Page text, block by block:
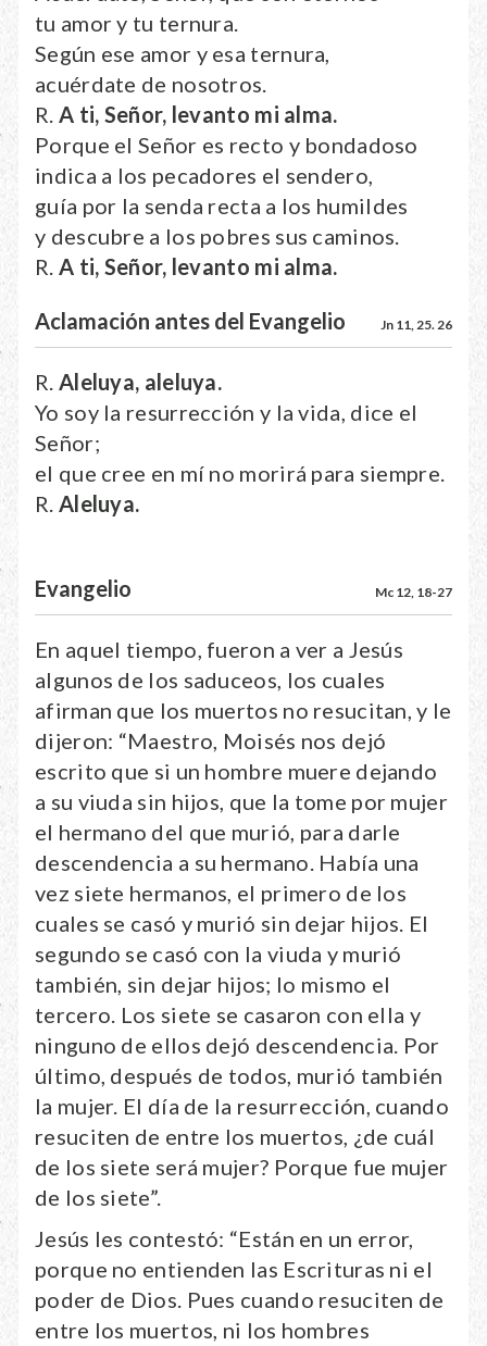
tu amor y tu ternura.
Según ese amor y esa ternura,
acuérdate de nosotros.
R. A ti, Señor, levanto mi alma.
Porque el Señor es recto y bondadoso
indica a los pecadores el sendero,
guía por la senda recta a los humildes
y descubre a los pobres sus caminos.
R. A ti, Señor, levanto mi alma.
Aclamación antes del Evangelio Jn 11, 25. 26
R. Aleluya, aleluya.
Yo soy la resurrección y la vida, dice el
Señor;
el que cree en mí no morirá para siempre.
R. Aleluya.
Evangelio Mc 12, 18-27
En aquel tiempo, fueron a ver a Jesús
algunos de los saduceos, los cuales
afirman que los muertos no resucitan, y le
dijeron: “Maestro, Moisés nos dejó
escrito que si un hombre muere dejando
a su viuda sin hijos, que la tome por mujer
el hermano del que murió, para darle
descendencia a su hermano. Había una
vez siete hermanos, el primero de los
cuales se casó y murió sin dejar hijos. El
segundo se casó con la viuda y murió
también, sin dejar hijos; lo mismo el
tercero. Los siete se casaron con ella y
ninguno de ellos dejó descendencia. Por
último, después de todos, murió también
la mujer. El día de la resurrección, cuando
resuciten de entre los muertos, ¿de cuál
de los siete será mujer? Porque fue mujer
de los siete”.
Jesús les contestó: “Están en un error,
porque no entienden las Escrituras ni el
poder de Dios. Pues cuando resuciten de
entre los muertos, ni los hombres